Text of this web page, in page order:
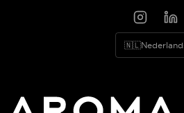
🇳🇱